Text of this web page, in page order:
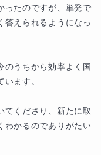
ったのですが、単発で
答えられるようになっ
のうちから効率よく国
ます。
てくださり、新たに取
わかるのでありがたい